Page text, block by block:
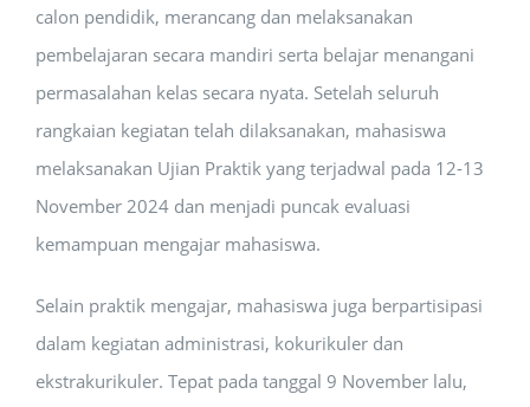
calon pendidik, merancang dan melaksanakan
pembelajaran secara mandiri serta belajar menangani
permasalahan kelas secara nyata. Setelah seluruh
rangkaian kegiatan telah dilaksanakan, mahasiswa
melaksanakan Ujian Praktik yang terjadwal pada 12-13
November 2024 dan menjadi puncak evaluasi
kemampuan mengajar mahasiswa.
Selain praktik mengajar, mahasiswa juga berpartisipasi
dalam kegiatan administrasi, kokurikuler dan
ekstrakurikuler. Tepat pada tanggal 9 November lalu,